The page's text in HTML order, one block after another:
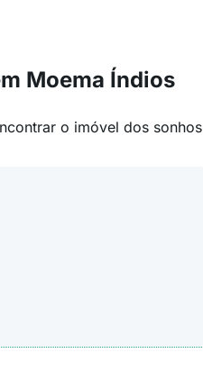
Moema Índios
o imóvel dos sonhos